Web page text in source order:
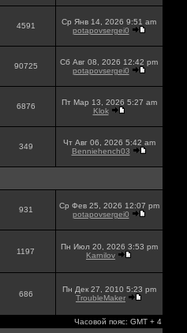
4591
Ср Янв 14, 2026 9:51 am
potapovsergei0
90725
Сб Авг 08, 2026 12:42 pm
potapovsergei0
6876
Пт Мар 13, 2026 5:27 am
Klok
349
Чт Авг 06, 2026 5:42 am
Benniehench03
931
Ср Фев 25, 2026 12:07 pm
potapovsergei0
1197
Пн Июл 20, 2026 3:53 pm
Karnilov
686
Пн Дек 27, 2010 5:23 pm
TroubleMaker
Часовой пояс: GMT + 4